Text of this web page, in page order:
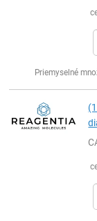
Priemyselné